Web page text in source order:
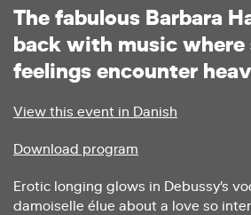
The fabulous Barbara H
back with music where
feelings encounter heav
View this event in Danish
Download program
Erotic longing glows in Debussy’s
damoiselle élue about a love so